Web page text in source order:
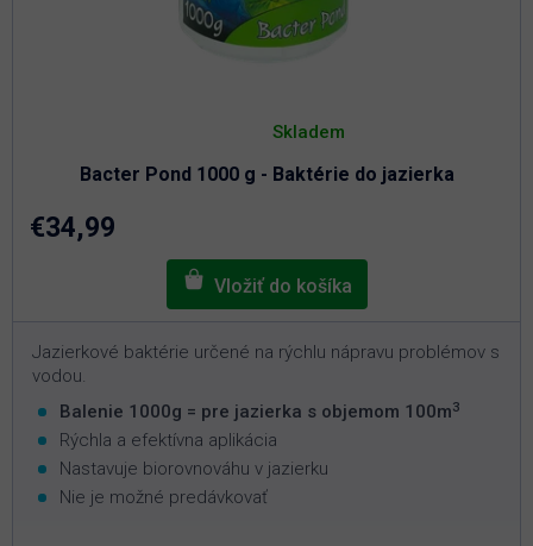
Bacter Pond 1000 g - Baktérie do jazierka
hodnotenie
je
4,8
Skladem
€34,99
Jazierkové baktérie určené na rýchlu nápravu problémov s
vodou.
Balenie 1000g = pre jazierka s objemom 100m3
Rýchla a efektívna aplikácia
Nastavuje biorovnováhu v jazierku
Nie je možné predávkovať